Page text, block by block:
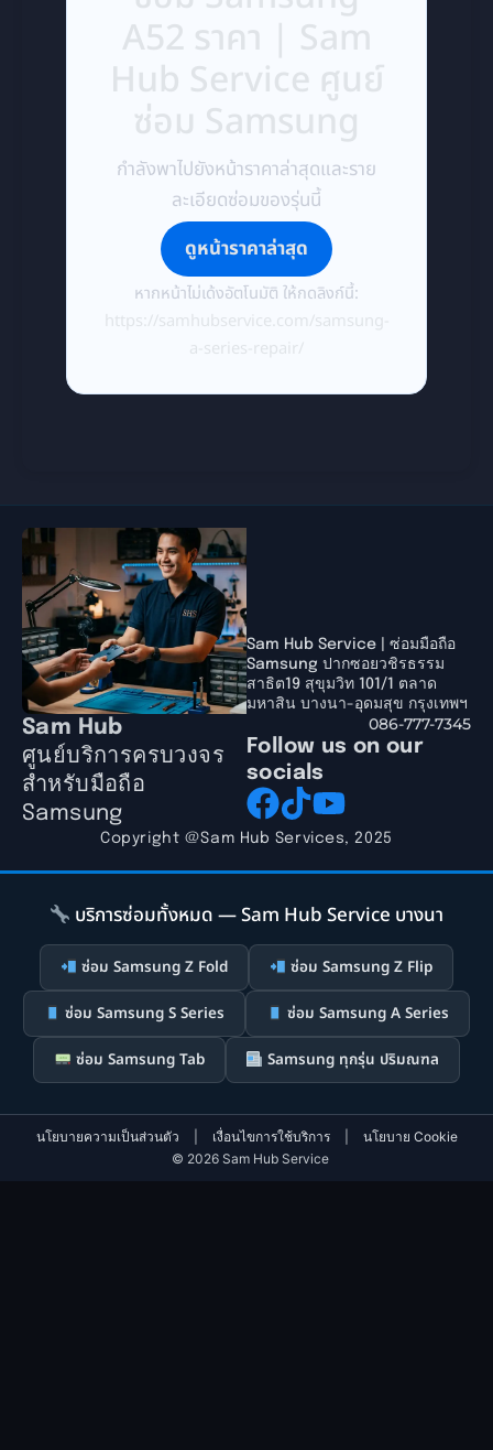
A52 ราคา | Sam
Hub Service ศูนย์
ซ่อม Samsung
กำลังพาไปยังหน้าราคาล่าสุดและราย
ละเอียดซ่อมของรุ่นนี้
ดูหน้าราคาล่าสุด
หากหน้าไม่เด้งอัตโนมัติ ให้กดลิงก์นี้:
https://samhubservice.com/samsung-
a-series-repair/
Sam Hub
ศูนย์บริการครบวงจร
สำหรับมือถือ
Samsung
Follow us on our
socials
Sam Hub Service | ซ่อมมือถือ
Samsung ปากซอยวชิรธรรม
สาธิต19 สุขุมวิท 101/1 ตลาด
มหาสิน บางนา-อุดมสุข กรุงเทพฯ
086-777-7345
Copyright @Sam Hub Services, 2025
บริการซ่อมทั้งหมด — Sam Hub Service บางนา
ซ่อม Samsung Z Fold ซ่อม Samsung Z Flip
ซ่อม Samsung S Series ซ่อม Samsung A Series
ซ่อม Samsung Tab Samsung ทุกรุ่น ปริมณฑล
นโยบายความเป็นส่วนตัว เงื่อนไขการใช้บริการ
นโยบาย Cookie
© 2026 Sam Hub Service